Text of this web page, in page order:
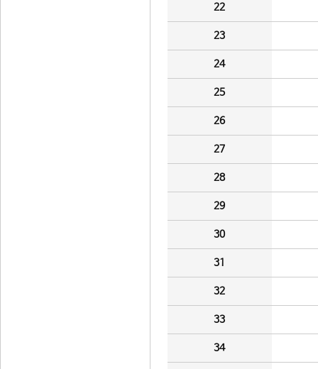
22
23
24
25
26
27
28
29
30
31
32
33
34